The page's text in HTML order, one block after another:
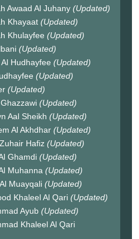
Awaad Al Juhany (Updated)
Khayaat (Updated)
Khulayfee (Updated)
(Updated)
Hudhayfee (Updated)
(Updated)
(Updated)
(Updated)
Aal Sheikh (Updated)
Al Akhdhar (Updated)
Hafiz (Updated)
Ghamdi (Updated)
Muhanna (Updated)
Muayqali (Updated)
Khaleel Al Qari (Updated)
Ayub (Updated)
Khaleel Al Qari